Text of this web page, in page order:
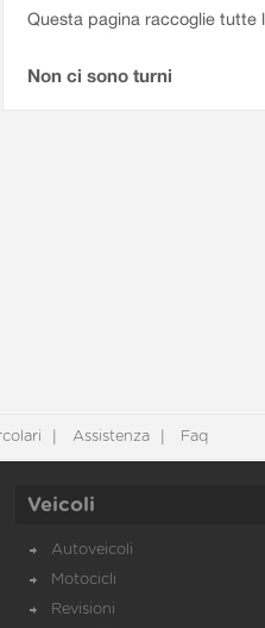
Questa pagina raccoglie tutte
Non ci sono turni
Assistenza Faq
Veicoli
Autoveicoli
Motocicli
Revisioni